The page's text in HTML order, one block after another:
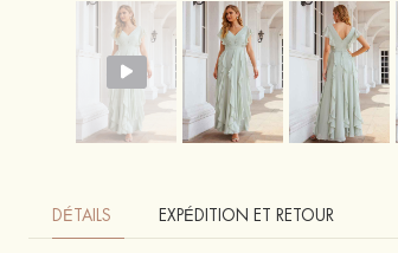
DÉTAILS EXPÉDITION ET RETOUR